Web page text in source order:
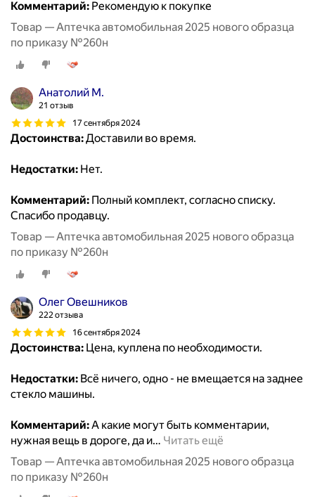
Комментарий: Рекомендую к покупке
Товар — Аптечка автомобильная 2025 нового образца
по приказу №260н
Анатолий М.
21 отзыв
17 сентября 2024
Достоинства:Доставили во время.
Недостатки: Нет.
Комментарий: Полный комплект, согласно списку.
Спасибо продавцу.
Товар — Аптечка автомобильная 2025 нового образца
по приказу №260н
Олег Овешников
222 отзыва
16 сентября 2024
Достоинства: Цена, куплена по необходимости.
Недостатки: Всё ничего, одно - не вмещается на заднее
стекло машины.
Комментарий:А какие могут быть комментарии,
нужная вещь в дороге, да и… Читать ещё
Товар — Аптечка автомобильная 2025 нового образца
по приказу №260н